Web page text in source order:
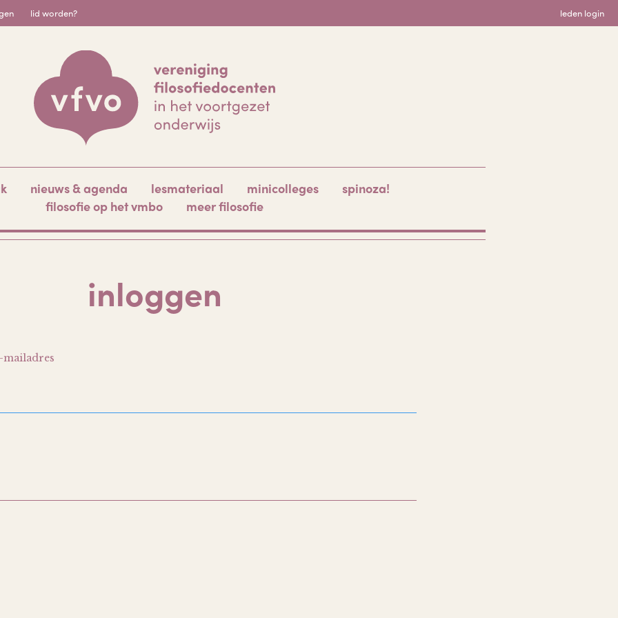
lid worden? leden login
nieuws & agenda lesmateriaal minicolleges
spinoza!
filosofie op het vmbo
meer filosofie
inloggen
mailadres